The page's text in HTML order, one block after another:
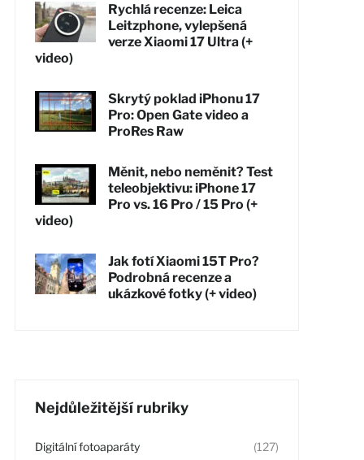
Rychlá recenze: Leica
Leitzphone, vylepšená
verze Xiaomi 17 Ultra (+
video)
Skrytý poklad iPhonu 17
Pro: Open Gate video a
ProRes Raw
Měnit, nebo neměnit? Test
teleobjektivu: iPhone 17
Pro vs. 16 Pro / 15 Pro (+
video)
Jak fotí Xiaomi 15T Pro?
Podrobná recenze a
ukázkové fotky (+ video)
Nejdůležitější rubriky
Digitální fotoaparáty
(127)